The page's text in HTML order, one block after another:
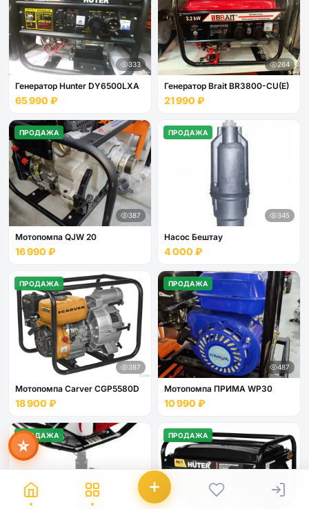
333
Генератор Hunter DY6500LXA
65 990 ₽
264
Генератор Brait BR3800-CU(E)
21 990 ₽
ПРОДАЖА
387
Мотопомпа QJW 20
16 990 ₽
ПРОДАЖА
345
Насос Бештау
4 000 ₽
ПРОДАЖА
387
Мотопомпа Carver CGP5580D
18 900 ₽
ПРОДАЖА
487
Мотопомпа ПРИМА WP30
10 990 ₽
ПРОДАЖА ПРОДАЖА
Мира
ИИ-помощник · всегда онлайн